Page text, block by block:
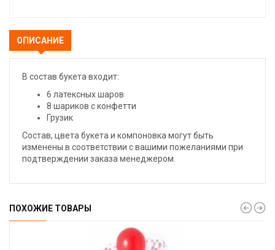
ОПИСАНИЕ
В состав букета входит:
6 латексных шаров
8 шариков с конфетти
Грузик
Состав, цвета букета и компоновка могут быть
изменены в соответствии с вашими пожеланиями при
подтверждении заказа менеджером.
ПОХОЖИЕ ТОВАРЫ